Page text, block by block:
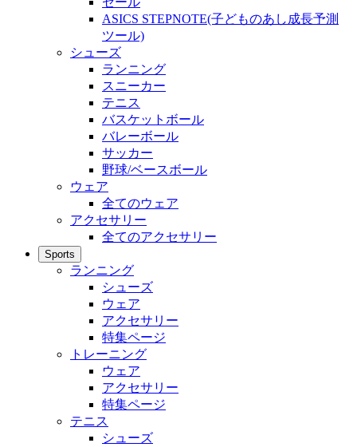
ASICS STEPNOTE(子どものあし成長予測
ツール)
シューズ
ランニング
スニーカー
テニス
バスケットボール
バレーボール
サッカー
野球/ベースボール
ウェア
全てのウェア
アクセサリー
全てのアクセサリー
Sports
ランニング
シューズ
ウェア
アクセサリー
特集ページ
トレーニング
ウェア
アクセサリー
特集ページ
テニス
シューズ